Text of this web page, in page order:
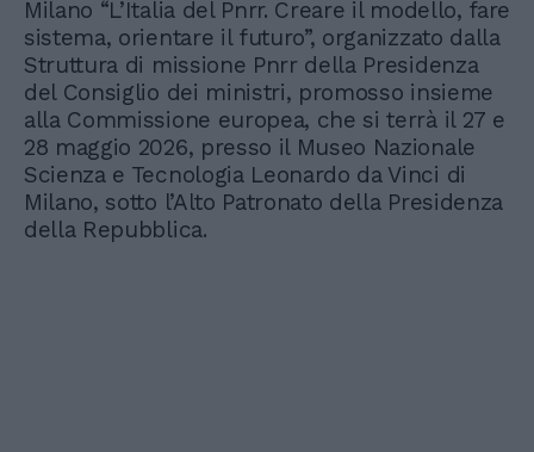
Milano “L’Italia del Pnrr. Creare il modello, fare
sistema, orientare il futuro”, organizzato dalla
Struttura di missione Pnrr della Presidenza
del Consiglio dei ministri, promosso insieme
alla Commissione europea, che si terrà il 27 e
28 maggio 2026, presso il Museo Nazionale
Scienza e Tecnologia Leonardo da Vinci di
Milano, sotto l’Alto Patronato della Presidenza
della Repubblica.